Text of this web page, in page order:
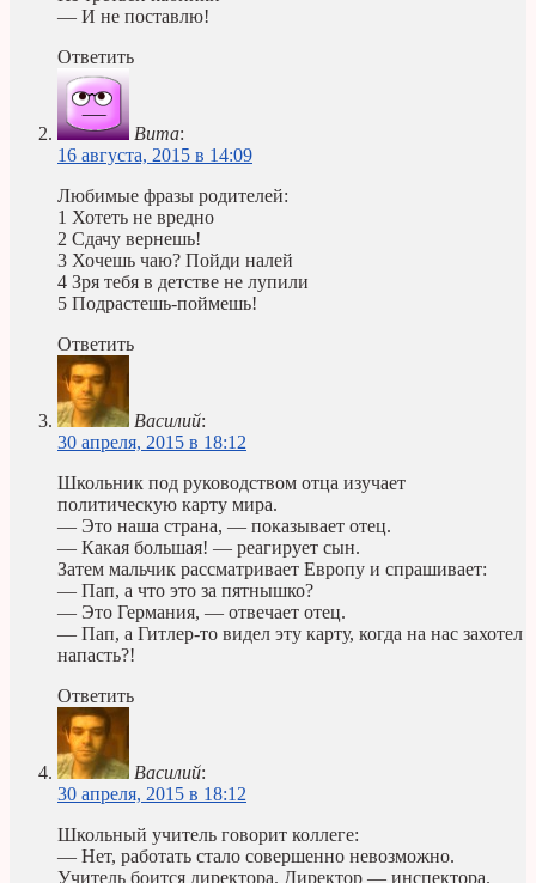
— И не поставлю!
Ответить
Вита:
16 августа, 2015 в 14:09
Любимые фразы родителей:
1 Хотеть не вредно
2 Сдачу вернешь!
3 Хочешь чаю? Пойди налей
4 Зря тебя в детстве не лупили
5 Подрастешь-поймешь!
Ответить
Василий:
30 апреля, 2015 в 18:12
Школьник под руководством отца изучает
политическую карту мира.
— Это наша страна, — показывает отец.
— Какая большая! — реагирует сын.
Затем мальчик рассматривает Европу и спрашивает:
— Пап, а что это за пятнышко?
— Это Германия, — отвечает отец.
— Пап, а Гитлер-то видел эту карту, когда на нас захотел
напасть?!
Ответить
Василий:
30 апреля, 2015 в 18:12
Школьный учитель говорит коллеге:
— Нет, работать стало совершенно невозможно.
Учитель боится директора. Директор — инспектора.